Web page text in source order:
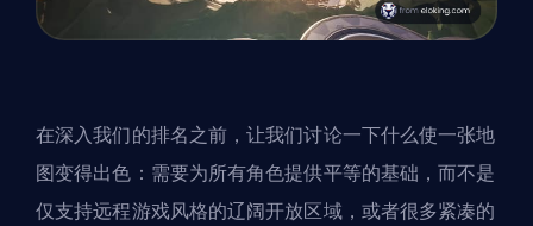
在深入我们的排名之前，让我们讨论一下什么使一张地
图变得出色：需要为所有角色提供平等的基础，而不是
仅支持远程游戏风格的辽阔开放区域，或者很多紧凑的